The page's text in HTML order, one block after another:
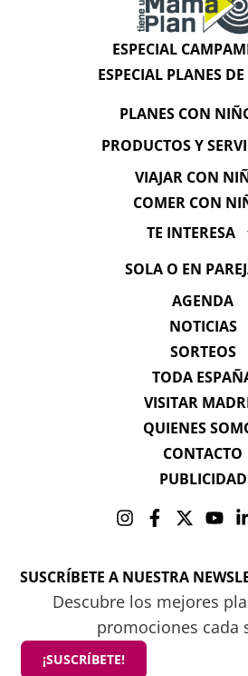
ESPECIAL
ESPECIAL PLANES
PLANES CON
PRODUCTOS Y
VIAJAR CON
COMER CON
TE INTERESA
SOLA O EN
AGENDA
NOTICIAS
SORTEOS
TODA
VISITAR
QUIENES
CONTACTO
PUBLICIDAD
SUSCRÍBETE A NUESTRA
Descubre los mejores
promociones cada
¡SUSCRÍBETE!